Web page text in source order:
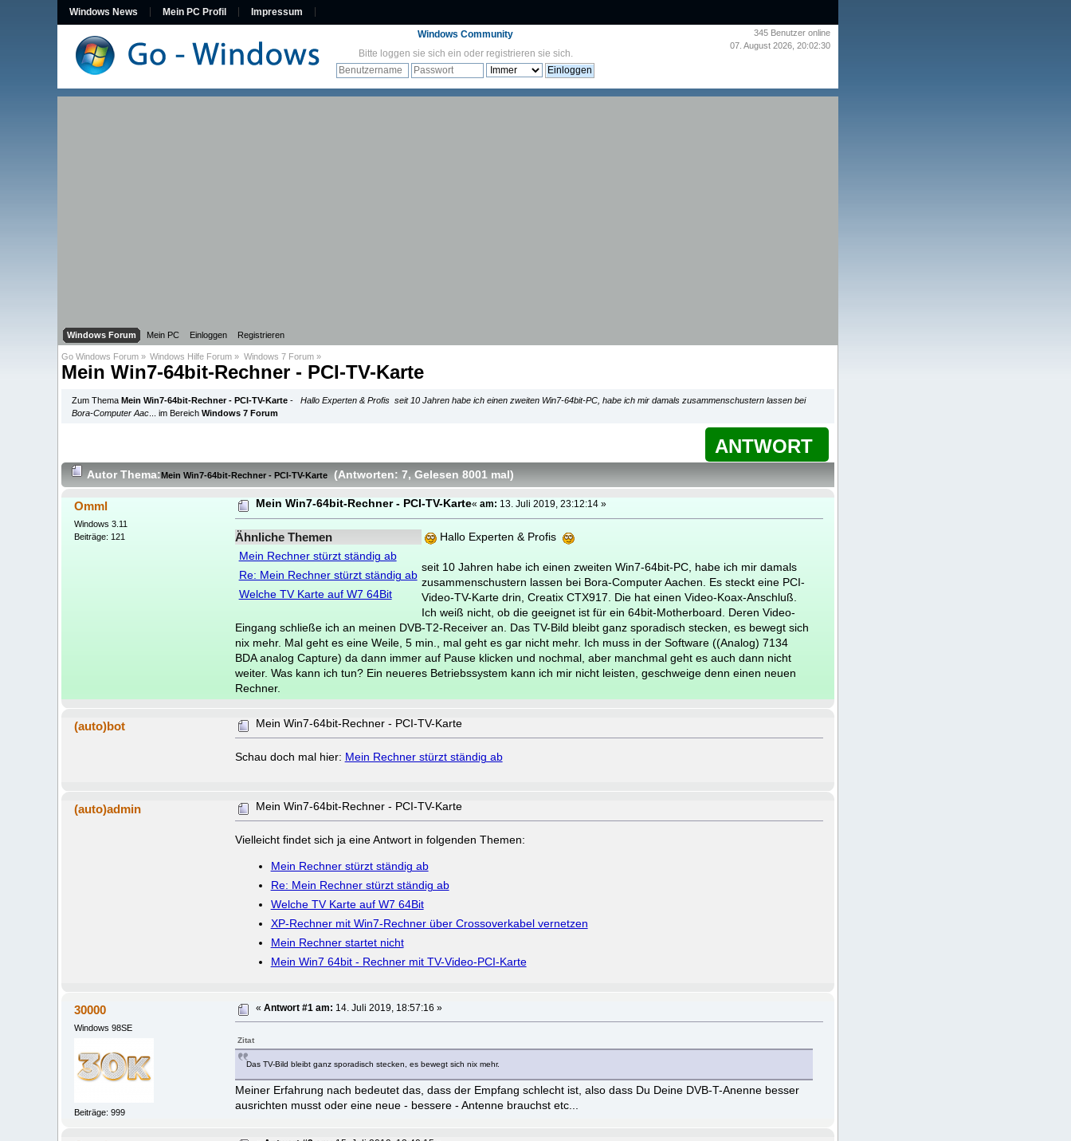
Windows News Mein PC Profil Impressum
345 Benutzer online
07. August 2026, 20:02:30
Windows Community
Bitte loggen sie sich ein oder registrieren sie sich.
Windows Forum Mein PC Einloggen Registrieren
Go Windows Forum » Windows Hilfe Forum » Windows 7 Forum»
Mein Win7-64bit-Rechner - PCI-TV-Karte
Zum ThemaMein Win7-64bit-Rechner - PCI-TV-Karte -
Hallo Experten & Profis seit 10 Jahren habe ich einen zweiten Win7-64bit-PC, habe ich mir damals zusammenschustern lassen bei
Bora-Computer Aac ... im BereichWindows 7 Forum
ANTWORT
AutorThema: Mein Win7-64bit-Rechner - PCI-TV-Karte (Antworten: 7, Gelesen 8001 mal )
Omml
Windows 3.11
Beiträge: 121
Mein Win7-64bit-Rechner - PCI-TV-Karte«am: 13. Juli 2019, 23:12:14 »
Ähnliche Themen
Mein Rechner stürzt ständig ab
Re: Mein Rechner stürzt ständig ab
Welche TV Karte auf W7 64Bit
Hallo Experten & Profis
seit 10 Jahren habe ich einen zweiten Win7-64bit-PC, habe ich mir damals
zusammenschustern lassen bei Bora-Computer Aachen. Es steckt eine PCI-
Video-TV-Karte drin, Creatix CTX917. Die hat einen Video-Koax-Anschluß.
Ich weiß nicht, ob die geeignet ist für ein 64bit-Motherboard. Deren Video-
Eingang schließe ich an meinen DVB-T2-Receiver an. Das TV-Bild bleibt ganz sporadisch stecken, es bewegt sich
nix mehr. Mal geht es eine Weile, 5 min., mal geht es gar nicht mehr. Ich muss in der Software ((Analog) 7134
BDA analog Capture) da dann immer auf Pause klicken und nochmal, aber manchmal geht es auch dann nicht
weiter. Was kann ich tun? Ein neueres Betriebssystem kann ich mir nicht leisten, geschweige denn einen neuen
Rechner.
(auto)bot Mein Win7-64bit-Rechner - PCI-TV-Karte
Schau doch mal hier: Mein Rechner stürzt ständig ab
(auto)admin Mein Win7-64bit-Rechner - PCI-TV-Karte
Vielleicht findet sich ja eine Antwort in folgenden Themen:
Mein Rechner stürzt ständig ab
Re: Mein Rechner stürzt ständig ab
Welche TV Karte auf W7 64Bit
XP-Rechner mit Win7-Rechner über Crossoverkabel vernetzen
Mein Rechner startet nicht
Mein Win7 64bit - Rechner mit TV-Video-PCI-Karte
30000
Windows 98SE
Beiträge: 999
«Antwort #1 am: 14. Juli 2019, 18:57:16 »
Zitat
Das TV-Bild bleibt ganz sporadisch stecken, es bewegt sich nix mehr.
Meiner Erfahrung nach bedeutet das, dass der Empfang schlecht ist, also dass Du Deine DVB-T-Anenne besser
ausrichten musst oder eine neue - bessere - Antenne brauchst etc...